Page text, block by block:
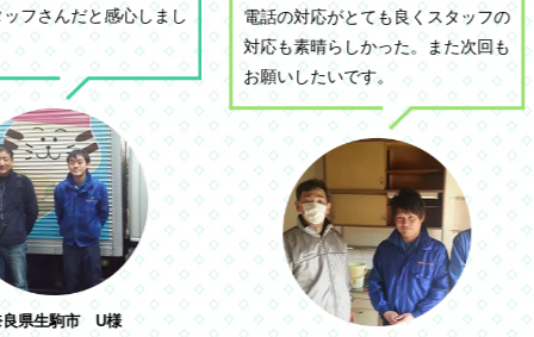
しまし
電話の対応がとても良くスタッフの
対応も素晴らしかった。また次回も
お願いしたいです。
頂けまし
くれて安